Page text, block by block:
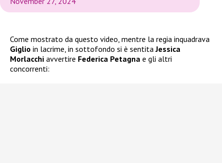
Come mostrato da questo video, mentre la regia inquadrava
Giglio in lacrime, in sottofondo si è sentitaJessica
Morlacchi avvertire Federica Petagna e gli altri
concorrenti: